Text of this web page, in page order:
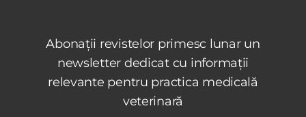
Abonații revistelor primesc lunar un
newsletter dedicat cu informații
relevante pentru practica medicală
veterinară